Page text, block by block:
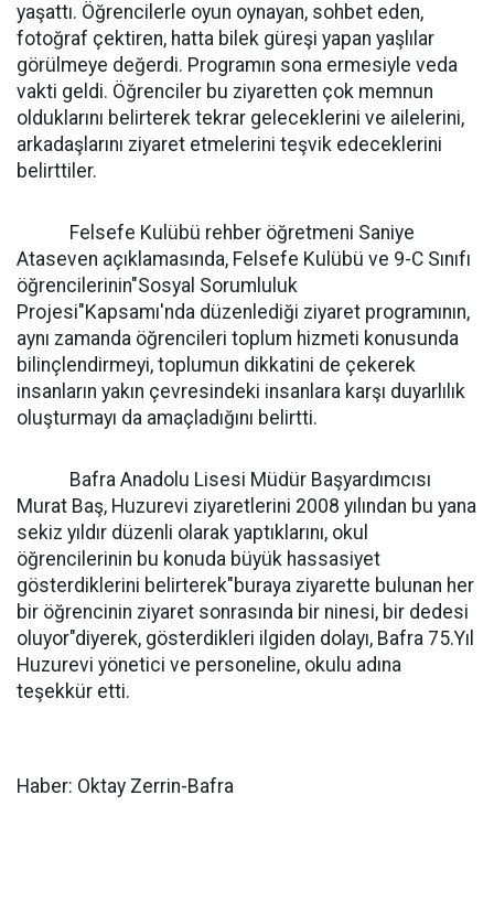
yaşattı. Öğrencilerle oyun oynayan, sohbet eden,
fotoğraf çektiren, hatta bilek güreşi yapan yaşlılar
görülmeye değerdi. Programın sona ermesiyle veda
vakti geldi. Öğrenciler bu ziyaretten çok memnun
olduklarını belirterek tekrar geleceklerini ve ailelerini,
arkadaşlarını ziyaret etmelerini teşvik edeceklerini
belirttiler.
Felsefe Kulübü rehber öğretmeni Saniye
Ataseven açıklamasında, Felsefe Kulübü ve 9-C Sınıfı
öğrencilerinin"Sosyal Sorumluluk
Projesi"Kapsamı'nda düzenlediği ziyaret programının,
aynı zamanda öğrencileri toplum hizmeti konusunda
bilinçlendirmeyi, toplumun dikkatini de çekerek
insanların yakın çevresindeki insanlara karşı duyarlılık
oluşturmayı da amaçladığını belirtti.
Bafra Anadolu Lisesi Müdür Başyardımcısı
Murat Baş, Huzurevi ziyaretlerini 2008 yılından bu yana
sekiz yıldır düzenli olarak yaptıklarını, okul
öğrencilerinin bu konuda büyük hassasiyet
gösterdiklerini belirterek"buraya ziyarette bulunan her
bir öğrencinin ziyaret sonrasında bir ninesi, bir dedesi
oluyor"diyerek, gösterdikleri ilgiden dolayı, Bafra 75.Yıl
Huzurevi yönetici ve personeline, okulu adına
teşekkür etti.
Haber: Oktay Zerrin-Bafra